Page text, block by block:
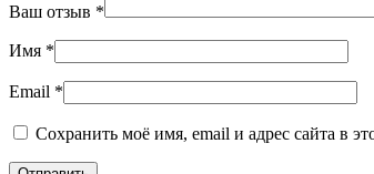
Ваш отзыв *
Имя *
Email *
Сохранить моё имя, email и адрес сайта в